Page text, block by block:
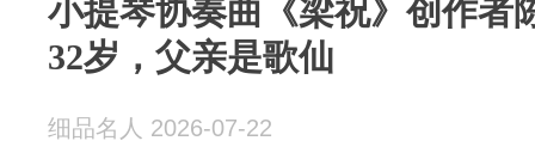
小提琴协奏曲《梁祝》创作者
32岁，父亲是歌仙
细品名人 2026-07-22